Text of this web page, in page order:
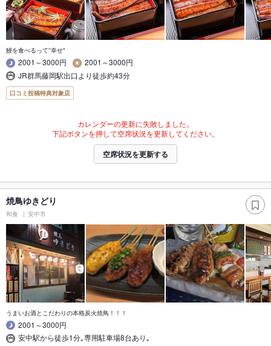
鰻を食べるって''幸せ"
2001～3000円
2001～3000円
JR群馬藤岡駅出口より徒歩約43分
口コミ投稿特典対象店
カレンダーの更新に失敗しました。
下記ボタンを押して空席状況を更新してください。
空席状況を更新する
焼鳥ゆきどり
和食 安中市
うまいお酒とこだわりの本格炭火焼鳥！！！
2001～3000円
安中駅から徒歩1分｡専用駐車場8台あり｡